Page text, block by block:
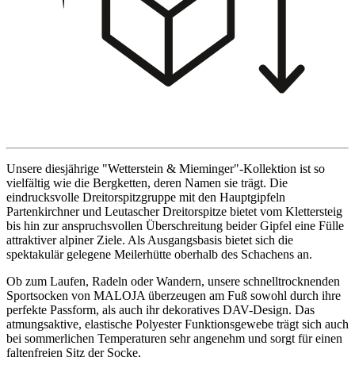
Unsere diesjährige "Wetterstein & Mieminger"-Kollektion ist so
vielfältig wie die Bergketten, deren Namen sie trägt. Die
eindrucksvolle Dreitorspitzgruppe mit den Hauptgipfeln
Partenkirchner und Leutascher Dreitorspitze bietet vom Klettersteig
bis hin zur anspruchsvollen Überschreitung beider Gipfel eine Fülle
attraktiver alpiner Ziele. Als Ausgangsbasis bietet sich die
spektakulär gelegene Meilerhütte oberhalb des Schachens an.
Ob zum Laufen, Radeln oder Wandern, unsere schnelltrocknenden
Sportsocken von MALOJA überzeugen am Fuß sowohl durch ihre
perfekte Passform, als auch ihr dekoratives DAV-Design. Das
atmungsaktive, elastische Polyester Funktionsgewebe trägt sich auch
bei sommerlichen Temperaturen sehr angenehm und sorgt für einen
faltenfreien Sitz der Socke.